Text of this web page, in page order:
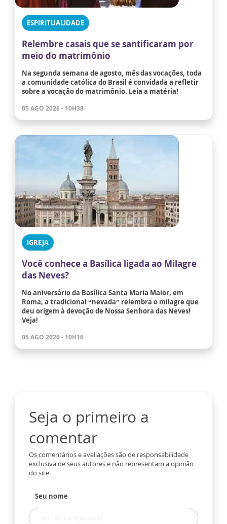
ESPIRITUALIDADE
Relembre casais que se santificaram por
meio do matrimônio
Na segunda semana de agosto, mês das vocações, toda
a comunidade católica do Brasil é convidada a refletir
sobre a vocação do matrimônio. Leia a matéria!
05 AGO 2026 - 10H38
IGREJA
Você conhece a Basílica ligada ao Milagre
das Neves?
No aniversário da Basílica Santa Maria Maior, em
Roma, a tradicional “nevada” relembra o milagre que
deu origem à devoção de Nossa Senhora das Neves!
Veja!
05 AGO 2026 - 10H16
Seja o primeiro a
comentar
Os comentários e avaliações são de responsabilidade
exclusiva de seus autores e não representam a opinião
do site.
Seu nome